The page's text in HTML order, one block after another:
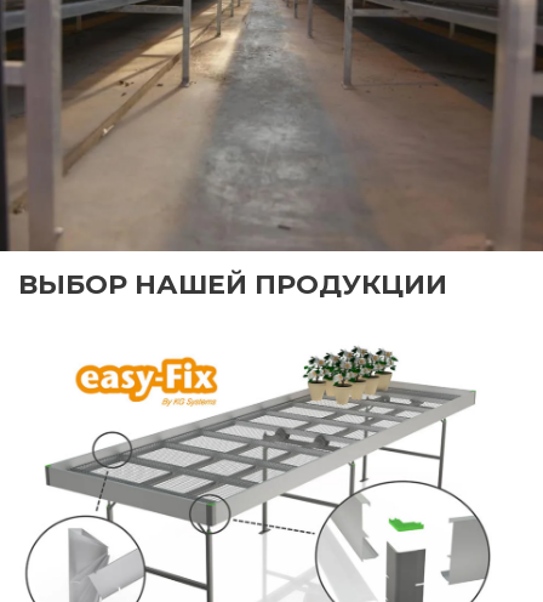
ВЫБОР НАШЕЙ ПРОДУКЦИИ